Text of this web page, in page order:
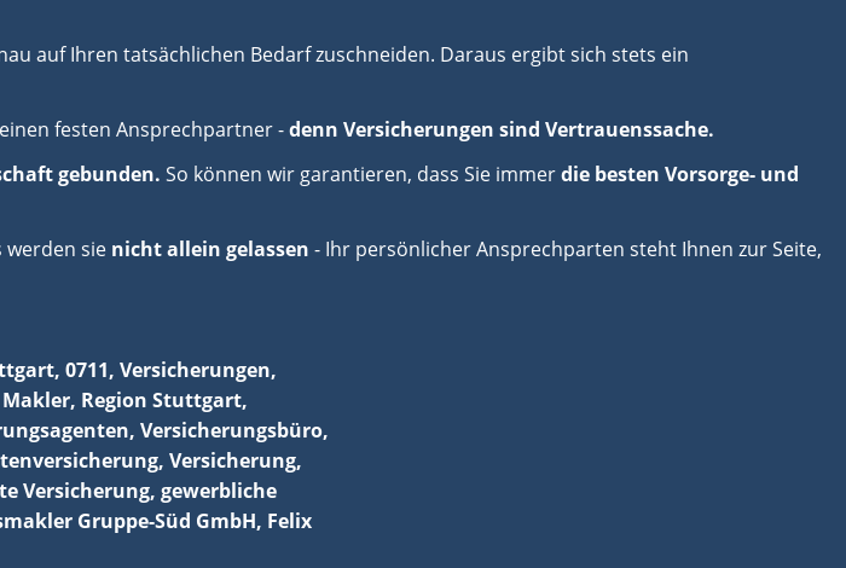
auf Ihren tatsächlichen Bedarf zuschneiden. Daraus ergibt sich stets ein
festen Ansprechpartner -denn Versicherungen sind Vertrauenssache.
gebunden. So können wir garantieren, dass Sie immerdie besten Vorsorge- und
werden sie nicht allein gelassen - Ihr persönlicher Ansprechparten steht Ihnen zur Seite,